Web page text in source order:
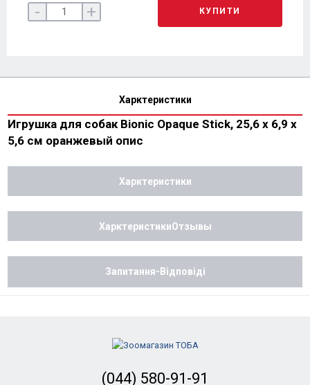
- + КУПИТИ
Харктеристики
Игрушка для собак Bionic Opaque Stick, 25,6 х 6,9 х
5,6 см оранжевый опис
Харктеристики
ХарктеристикиОтзывы
Запитання-Відповіді
(044) 580-91-91